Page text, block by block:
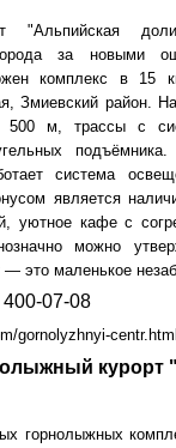
"Альпийская
за новыми
комплекс в 15
Змиевский район.
м, трассы с
система
является
уютное кафе с
можно
это маленькое
07-08
gornolyzhnyi-centr.html
курорт
горнолыжных